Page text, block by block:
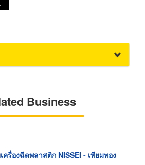
Business
ครื่องฉีดพลาสติก NISSEI - เทียมทอง